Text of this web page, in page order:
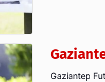
Gaziantep